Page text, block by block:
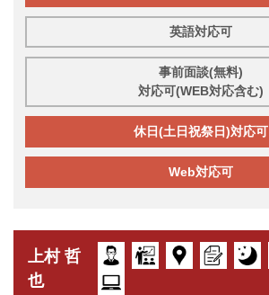
英語対応可
事前面談(無料)
対応可(WEB対応含む)
休日(土日祝祭日)対応可
Web対応可
上村 哲
也